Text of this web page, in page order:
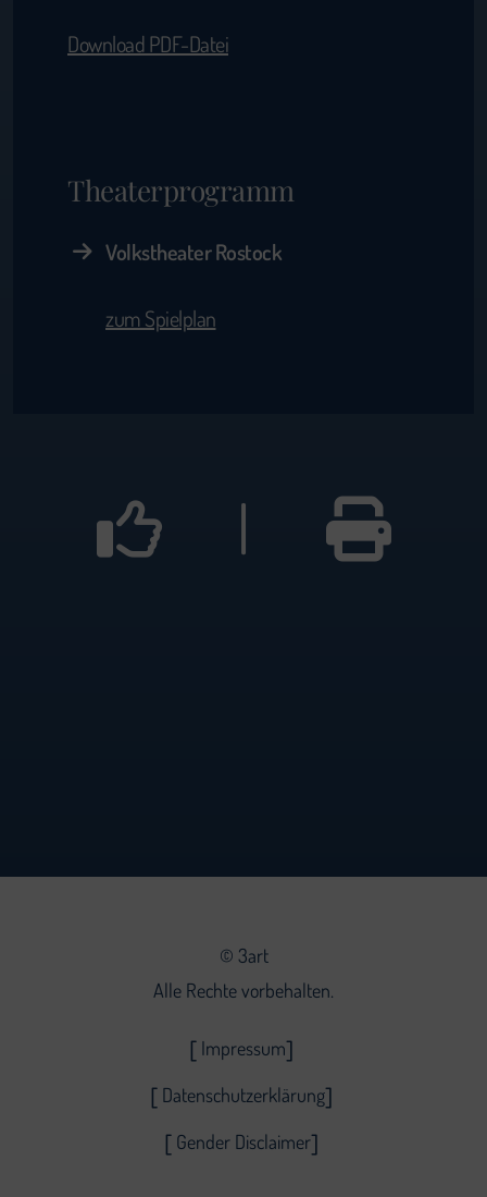
Download PDF-Datei
Theaterprogramm
Volkstheater Rostock
zum Spielplan
|
© 3art
Alle Rechte vorbehalten.
Impressum
Datenschutzerklärung
Gender Disclaimer